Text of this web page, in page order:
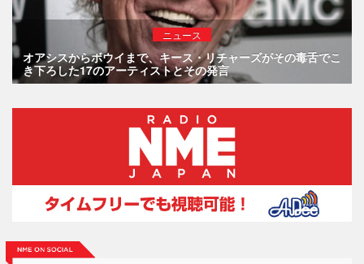
ニュース
オアシスからボウイまで、キース・リチャーズがその毒舌でこ
き下ろした17のアーティストとその発言